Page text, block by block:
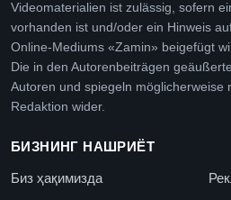
Videomaterialien ist zulässig, sofern
vorhanden ist und/oder ein Hinweis
Online-Mediums «Zamin» beigefügt
Die in den Autorenbeiträgen
Autoren und spiegeln möglicherweise
Redaktion wider.
БИЗНИНГ НАШРИЁТ
Биз ҳақимизда